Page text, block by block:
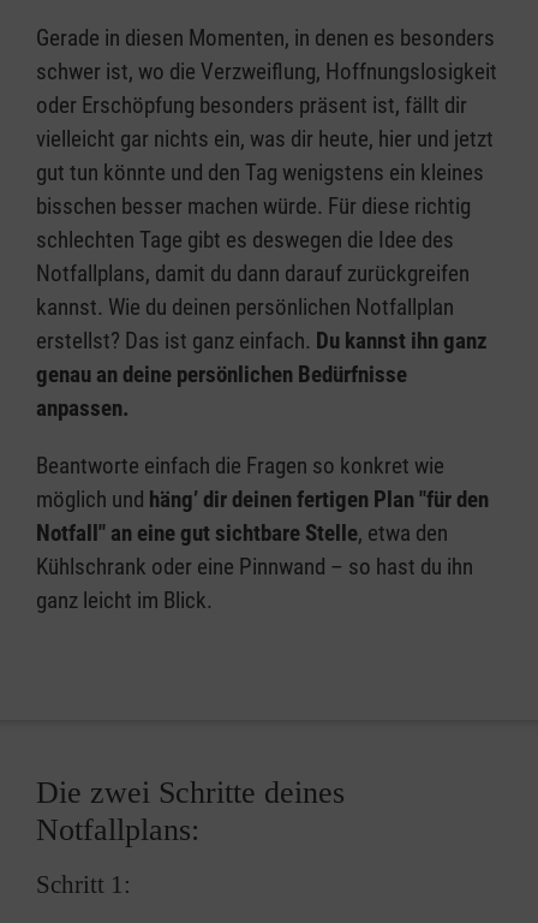
Gerade in diesen Momenten, in denen es besonders
schwer ist, wo die Verzweiflung, Hoffnungslosigkeit
oder Erschöpfung besonders präsent ist, fällt dir
vielleicht gar nichts ein, was dir heute, hier und jetzt
gut tun könnte und den Tag wenigstens ein kleines
bisschen besser machen würde. Für diese richtig
schlechten Tage gibt es deswegen die Idee des
Notfallplans, damit du dann darauf zurückgreifen
kannst. Wie du deinen persönlichen Notfallplan
erstellst? Das ist ganz einfach. Du kannst ihn ganz
genau an deine persönlichen Bedürfnisse
anpassen.
Beantworte einfach die Fragen so konkret wie
möglich und häng’ dir deinen fertigen Plan "für den
Notfall" an eine gut sichtbare Stelle, etwa den
Kühlschrank oder eine Pinnwand – so hast du ihn
ganz leicht im Blick.
Die zwei Schritte deines
Notfallplans:
Schritt 1: